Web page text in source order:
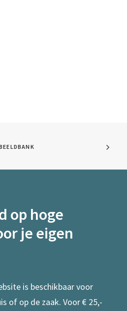
op hoge
je eigen
is beschikbaar voor
of op de zaak. Voor € 25,-